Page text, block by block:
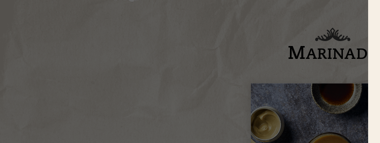
MARINADE